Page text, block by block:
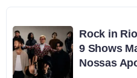
Rock in
9 Shows
Nossas